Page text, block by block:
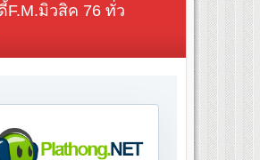
F.M.มิวสิค 76 ทั่ว